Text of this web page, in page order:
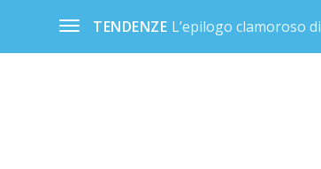
TENDENZE L’epilogo clamoroso